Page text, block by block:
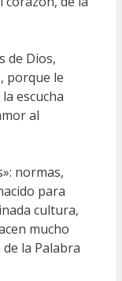
de Dios,
porque le
escucha
al
normas,
para
cultura,
mucho
la Palabra